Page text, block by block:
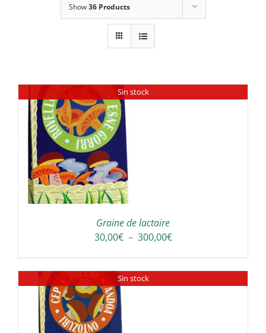
Show36 Products
Sin stock
Graine de lactaire
30,00€ – 300,00€Plage
Sin stock